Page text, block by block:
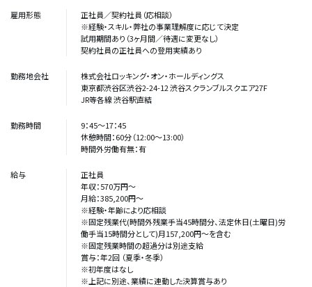
雇用形態
正社員／契約社員（応相談）
※経験・スキル・弊社の事業理解度に応じて決定
試用期間あり（3ヶ月間／待遇に変更なし）
契約社員の正社員への登用実績あり
勤務地会社
株式会社ロッキング・オン・ホールディングス
東京都渋谷区渋谷2-24-12 渋谷スクランブルスクエア27F
JR等各線 渋谷駅直結
勤務時間
9：45～17：45
休憩時間：60分（12:00～13:00）
時間外労働有無：有
給与
正社員
年収：570万円～
月給：385,200円～
※経験・年齢により応相談
※固定残業代(時間外残業手当45時間分、法定休日(土曜日)労
働手当15時間分として)月157,200円～を含む
※固定残業時間の超過分は別途支給
賞与：年2回 （夏季・冬季）
※初年度はなし
※上記に別途、業績に連動した決算賞与あり